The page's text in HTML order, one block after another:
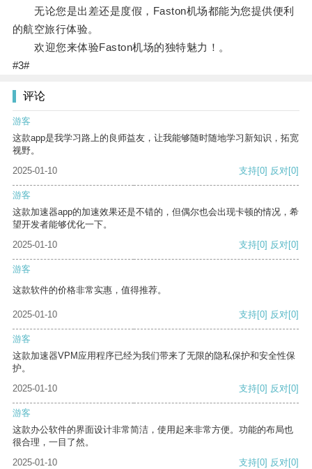
无论您是出差还是度假，Faston机场都能为您提供便利
的航空旅行体验。
欢迎您来体验Faston机场的独特魅力！。
#3#
评论
游客
这款app是我学习路上的良师益友，让我能够随时随地学习新知识，拓宽
视野。
2025-01-10
支持[0] 反对[0]
游客
这款加速器app的加速效果还是不错的，但偶尔也会出现卡顿的情况，希
望开发者能够优化一下。
2025-01-10
支持[0] 反对[0]
游客
这款软件的价格非常实惠，值得推荐。
2025-01-10 支持[0] 反对[0]
游客
这款加速器VPM应用程序已经为我们带来了无限的隐私保护和安全性保
护。
2025-01-10
支持[0] 反对[0]
游客
这款办公软件的界面设计非常简洁，使用起来非常方便。功能的布局也
很合理，一目了然。
2025-01-10
支持[0] 反对[0]